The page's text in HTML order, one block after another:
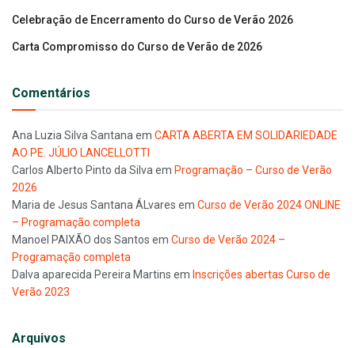
Celebração de Encerramento do Curso de Verão 2026
Carta Compromisso do Curso de Verão de 2026
Comentários
Ana Luzia Silva Santana em CARTA ABERTA EM SOLIDARIEDADE
AO PE. JÚLIO LANCELLOTTI
Carlos Alberto Pinto da Silva em Programação – Curso de Verão
2026
Maria de Jesus Santana ÁLvares em Curso de Verão 2024 ONLINE
– Programação completa
Manoel PAIXÃO dos Santos em Curso de Verão 2024 –
Programação completa
Dalva aparecida Pereira Martins em Inscrições abertas Curso de
Verão 2023
Arquivos